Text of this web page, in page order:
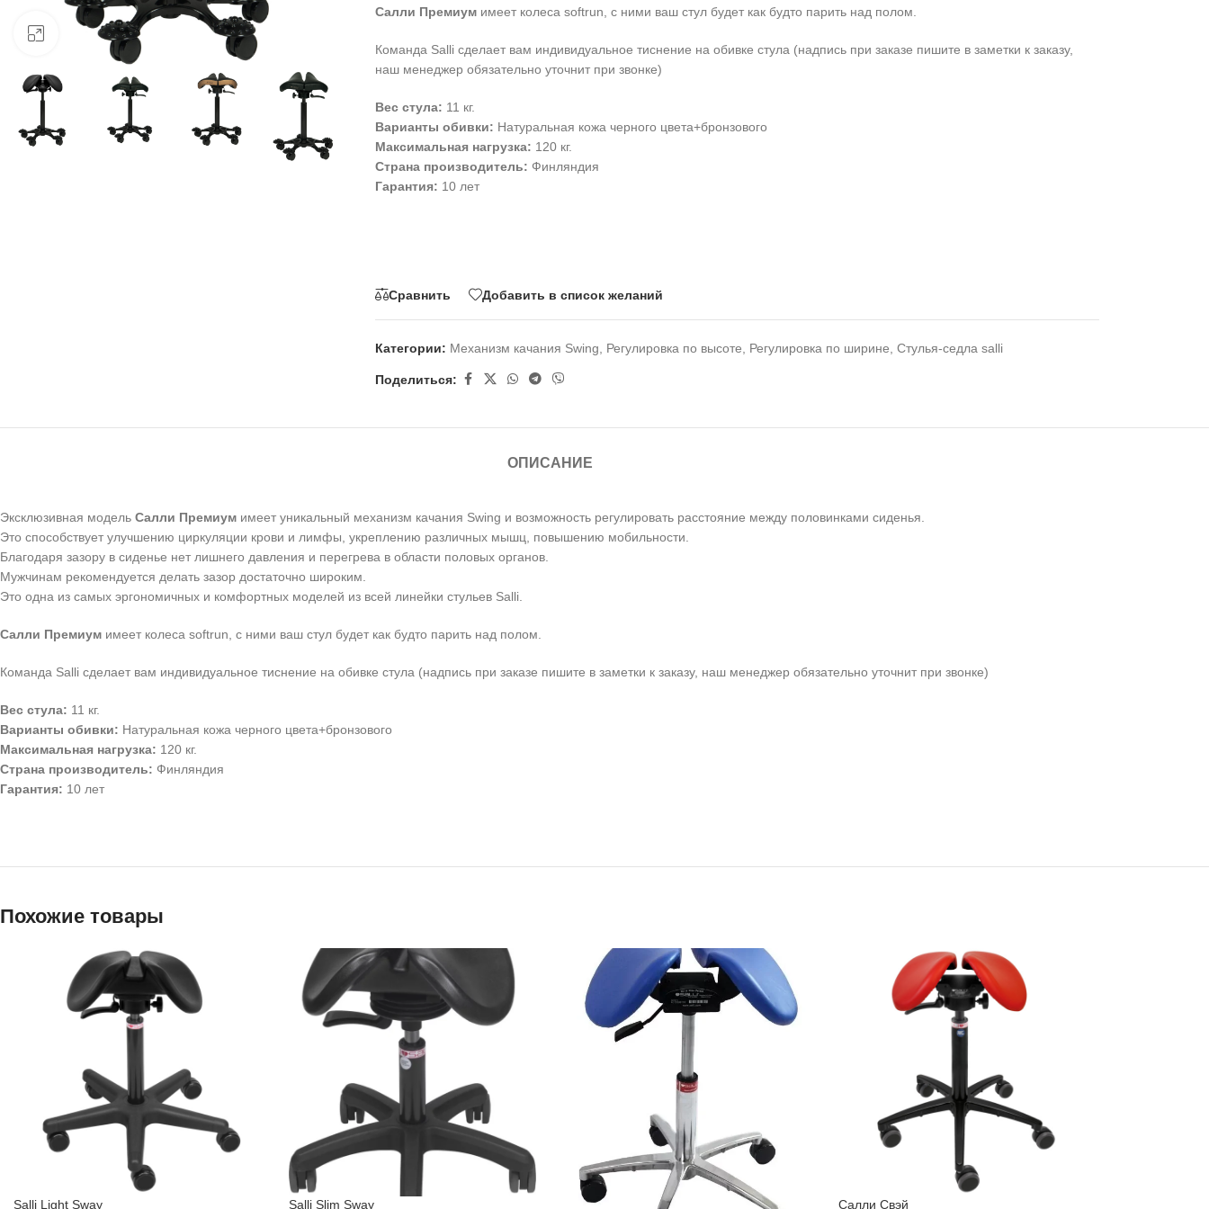
Нажмите, чтобы увеличить
Салли Премиум имеет колеса softrun, с ними ваш стул будет как будто парить над полом.
Команда Salli сделает вам индивидуальное тиснение на обивке стула (надпись при заказе пишите в заметки к заказу,
наш менеджер обязательно уточнит при звонке)
Вес стула: 11 кг.
Варианты обивки: Натуральная кожа черного цвета+бронзового
Максимальная нагрузка: 120 кг.
Страна производитель: Финляндия
Гарантия: 10 лет
Сравнить Добавить в список желаний
Категории: Механизм качания Swing Регулировка по высоте Регулировка по ширине Стулья-седла salli
Поделиться:
ОПИСАНИЕ
Эксклюзивная модель Салли Премиум имеет уникальный механизм качания Swing и возможность регулировать расстояние между половинками сиденья.
Это способствует улучшению циркуляции крови и лимфы, укреплению различных мышц, повышению мобильности.
Благодаря зазору в сиденье нет лишнего давления и перегрева в области половых органов.
Мужчинам рекомендуется делать зазор достаточно широким.
Это одна из самых эргономичных и комфортных моделей из всей линейки стульев Salli.
Салли Премиум имеет колеса softrun, с ними ваш стул будет как будто парить над полом.
Команда Salli сделает вам индивидуальное тиснение на обивке стула (надпись при заказе пишите в заметки к заказу, наш менеджер обязательно уточнит при звонке)
Вес стула: 11 кг.
Варианты обивки: Натуральная кожа черного цвета+бронзового
Максимальная нагрузка: 120 кг.
Страна производитель: Финляндия
Гарантия: 10 лет
Похожие товары
Salli Light Sway Salli Slim Sway Салли Свэй